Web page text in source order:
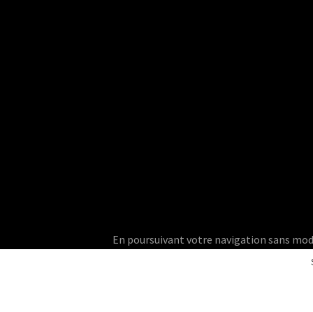
En poursuivant votre navigation sans